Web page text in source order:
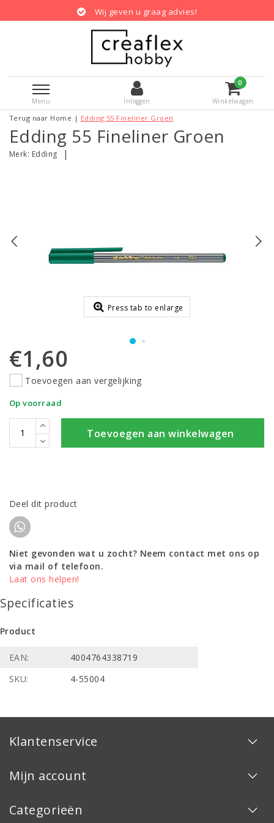
Wij geven u graag advies!
Menu Inloggen
0
Winkelwagen
Terug naar Home | Edding 55 Fineliner Groen
Edding 55 Fineliner Groen
Merk: Edding |
Press tab to enlarge
€1,60
Toevoegen aan vergelijking
Op voorraad
Toevoegen aan winkelwagen
Deel dit product
Niet gevonden wat u zocht? Neem contact met ons op
via mail of telefoon.
Laat ons helpen!
Specificaties
Product
EAN:
4004764338719
SKU:
4-55004
Klantenservice
Mijn account
Categorieën